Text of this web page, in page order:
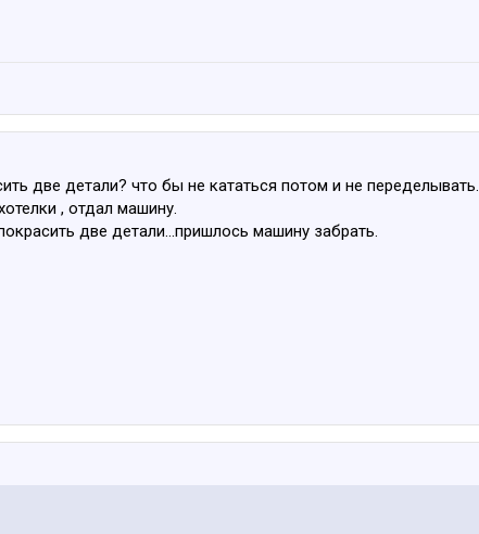
две детали? что бы не кататься потом и не переделывать.
, отдал машину.
две детали...пришлось машину забрать.